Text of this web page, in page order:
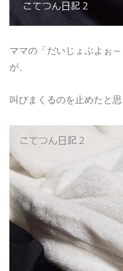
ママの「だいじょぶよぉ
が、
叫びまくるのを止めたと